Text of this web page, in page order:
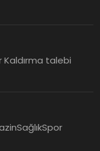
Kaldırma talebi
SağlıkSpor